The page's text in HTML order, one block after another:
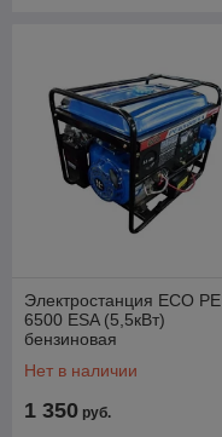
Электростанция ECO PE
6500 ESA (5,5кВт)
бензиновая
Нет в наличии
1 350 руб.